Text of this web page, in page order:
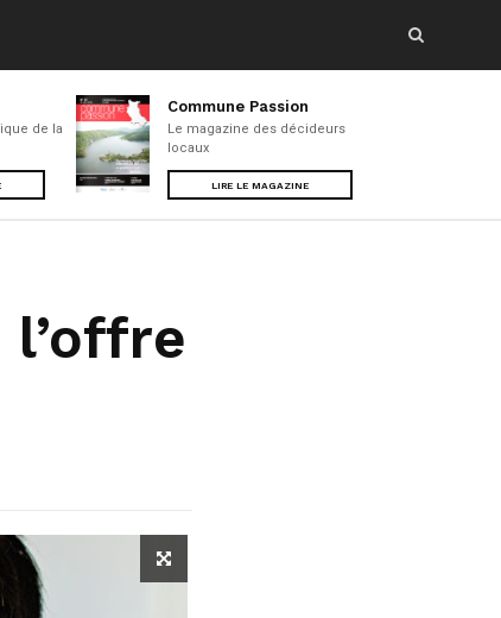
de la
Commune Passion
Le magazine des décideurs
locaux
LIRE LE MAGAZINE